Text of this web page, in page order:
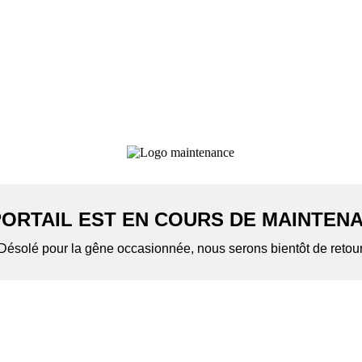
EST EN COURS DE
pour la gêne occasionnée, nous serons bientôt de